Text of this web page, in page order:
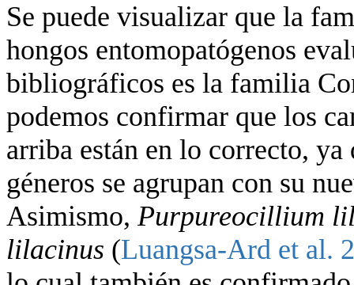
Se puede visualizar que la
hongos entomopatógenos
bibliográficos es la familia
podemos confirmar que los
arriba están en lo correcto, ya
géneros se agrupan con su
Asimismo,Purpureocillium
lilacinus (Luangsa-Ard et al.